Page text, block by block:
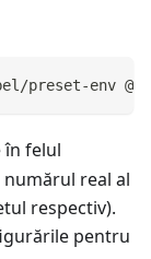
preset-env
în felul
numărul real al
respectiv).
pentru